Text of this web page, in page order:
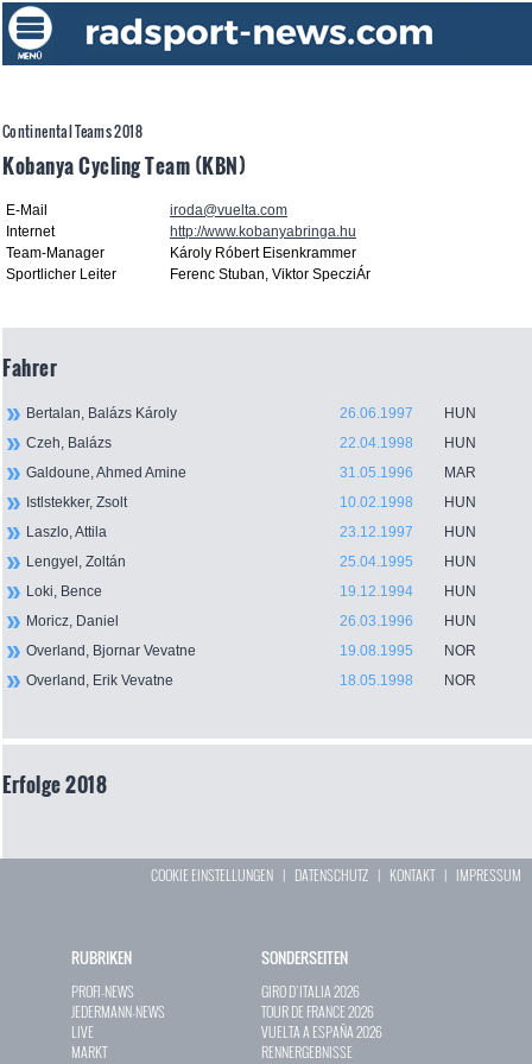
Continental Teams 2018
Kobanya Cycling Team (KBN)
E-Mail
iroda@vuelta.com
Internet
http://www.kobanyabringa.hu
Team-Manager
Károly Róbert Eisenkrammer
Sportlicher Leiter
Ferenc Stuban, Viktor SpecziÁr
Fahrer
Bertalan, Balázs Károly 26.06.1997
HUN
Czeh, Balázs
22.04.1998
HUN
Galdoune, Ahmed Amine
31.05.1996
MAR
Istlstekker, Zsolt
10.02.1998
HUN
Laszlo, Attila
23.12.1997
HUN
Lengyel, Zoltán
25.04.1995
HUN
Loki, Bence
19.12.1994
HUN
Moricz, Daniel
26.03.1996
HUN
Overland, Bjornar Vevatne
19.08.1995
NOR
Overland, Erik Vevatne
18.05.1998 NOR
Erfolge 2018
COOKIE EINSTELLUNGEN | DATENSCHUTZ | KONTAKT| IMPRESSUM
RUBRIKEN
PROFI-NEWS
JEDERMANN-NEWS
LIVE
MARKT
SONDERSEITEN
GIRO D`ITALIA 2026
TOUR DE FRANCE 2026
VUELTA A ESPAÑA 2026
RENNERGEBNISSE